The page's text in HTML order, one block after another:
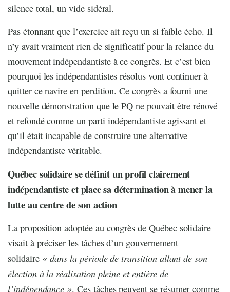
silence total, un vide sidéral.
Pas étonnant que l’exercice ait reçu un si faible écho. Il
n’y avait vraiment rien de significatif pour la relance du
mouvement indépendantiste à ce congrès. Et c’est bien
pourquoi les indépendantistes résolus vont continuer à
quitter ce navire en perdition. Ce congrès a fourni une
nouvelle démonstration que le PQ ne pouvait être rénové
et refondé comme un parti indépendantiste agissant et
qu’il était incapable de construire une alternative
indépendantiste véritable.
Québec solidaire se définit un profil clairement
indépendantiste et place sa détermination à mener la
lutte au centre de son action
La proposition adoptée au congrès de Québec solidaire
visait à préciser les tâches d’un gouvernement
solidaire « dans la période de transition allant de son
élection à la réalisation pleine et entière de
l’indépendance ». Ces tâches peuvent se résumer comme